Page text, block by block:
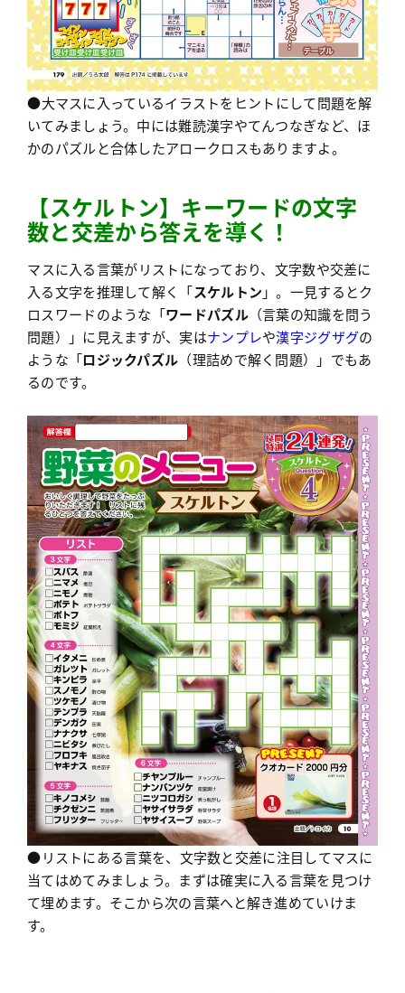
●大マスに入っているイラストをヒントにして問題を解
いてみましょう。中には難読漢字やてんつなぎなど、ほ
かのパズルと合体したアロークロスもありますよ。
【スケルトン】キーワードの文字
数と交差から答えを導く！
マスに入る言葉がリストになっており、文字数や交差に
入る文字を推理して解く「スケルトン 」。一見するとク
ロスワードのような「ワードパズル（言葉の知識を問う
問題）」に見えますが、実はナンプレや漢字ジグザグの
ような「ロジックパズル （理詰めで解く問題）」でもあ
るのです。
●リストにある言葉を、文字数と交差に注目してマスに
当てはめてみましょう。まずは確実に入る言葉を見つけ
て埋めます。そこから次の言葉へと解き進めていけま
す。